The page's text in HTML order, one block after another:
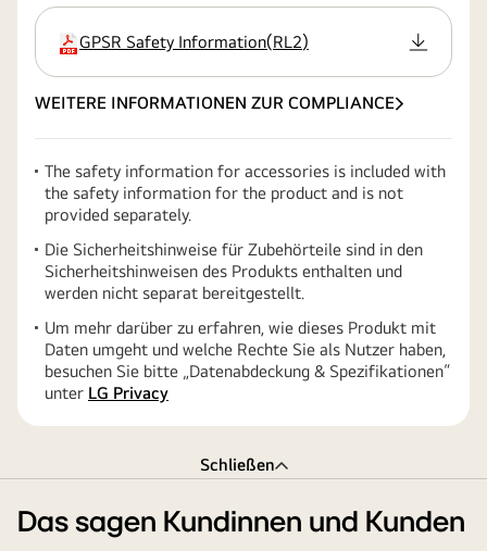
Erweiterung
GPSR Safety Information(RL2)
WEITERE INFORMATIONEN ZUR COMPLIANCE
The safety information for accessories is included with
the safety information for the product and is not
provided separately.
Die Sicherheitshinweise für Zubehörteile sind in den
Sicherheitshinweisen des Produkts enthalten und
werden nicht separat bereitgestellt.
Um mehr darüber zu erfahren, wie dieses Produkt mit
Daten umgeht und welche Rechte Sie als Nutzer haben,
besuchen Sie bitte „Datenabdeckung & Spezifikationen“
unter LG Privacy
Schließen
Das sagen Kundinnen und Kunden